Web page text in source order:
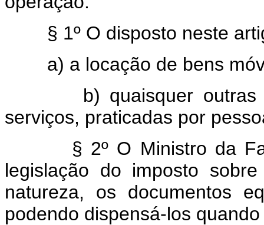
§ 1º O disposto neste
a) a locação de bens
b) quaisquer outras
serviços, praticadas por
§ 2º O Ministro da
legislação do imposto
natureza, os documentos
podendo dispensá-los